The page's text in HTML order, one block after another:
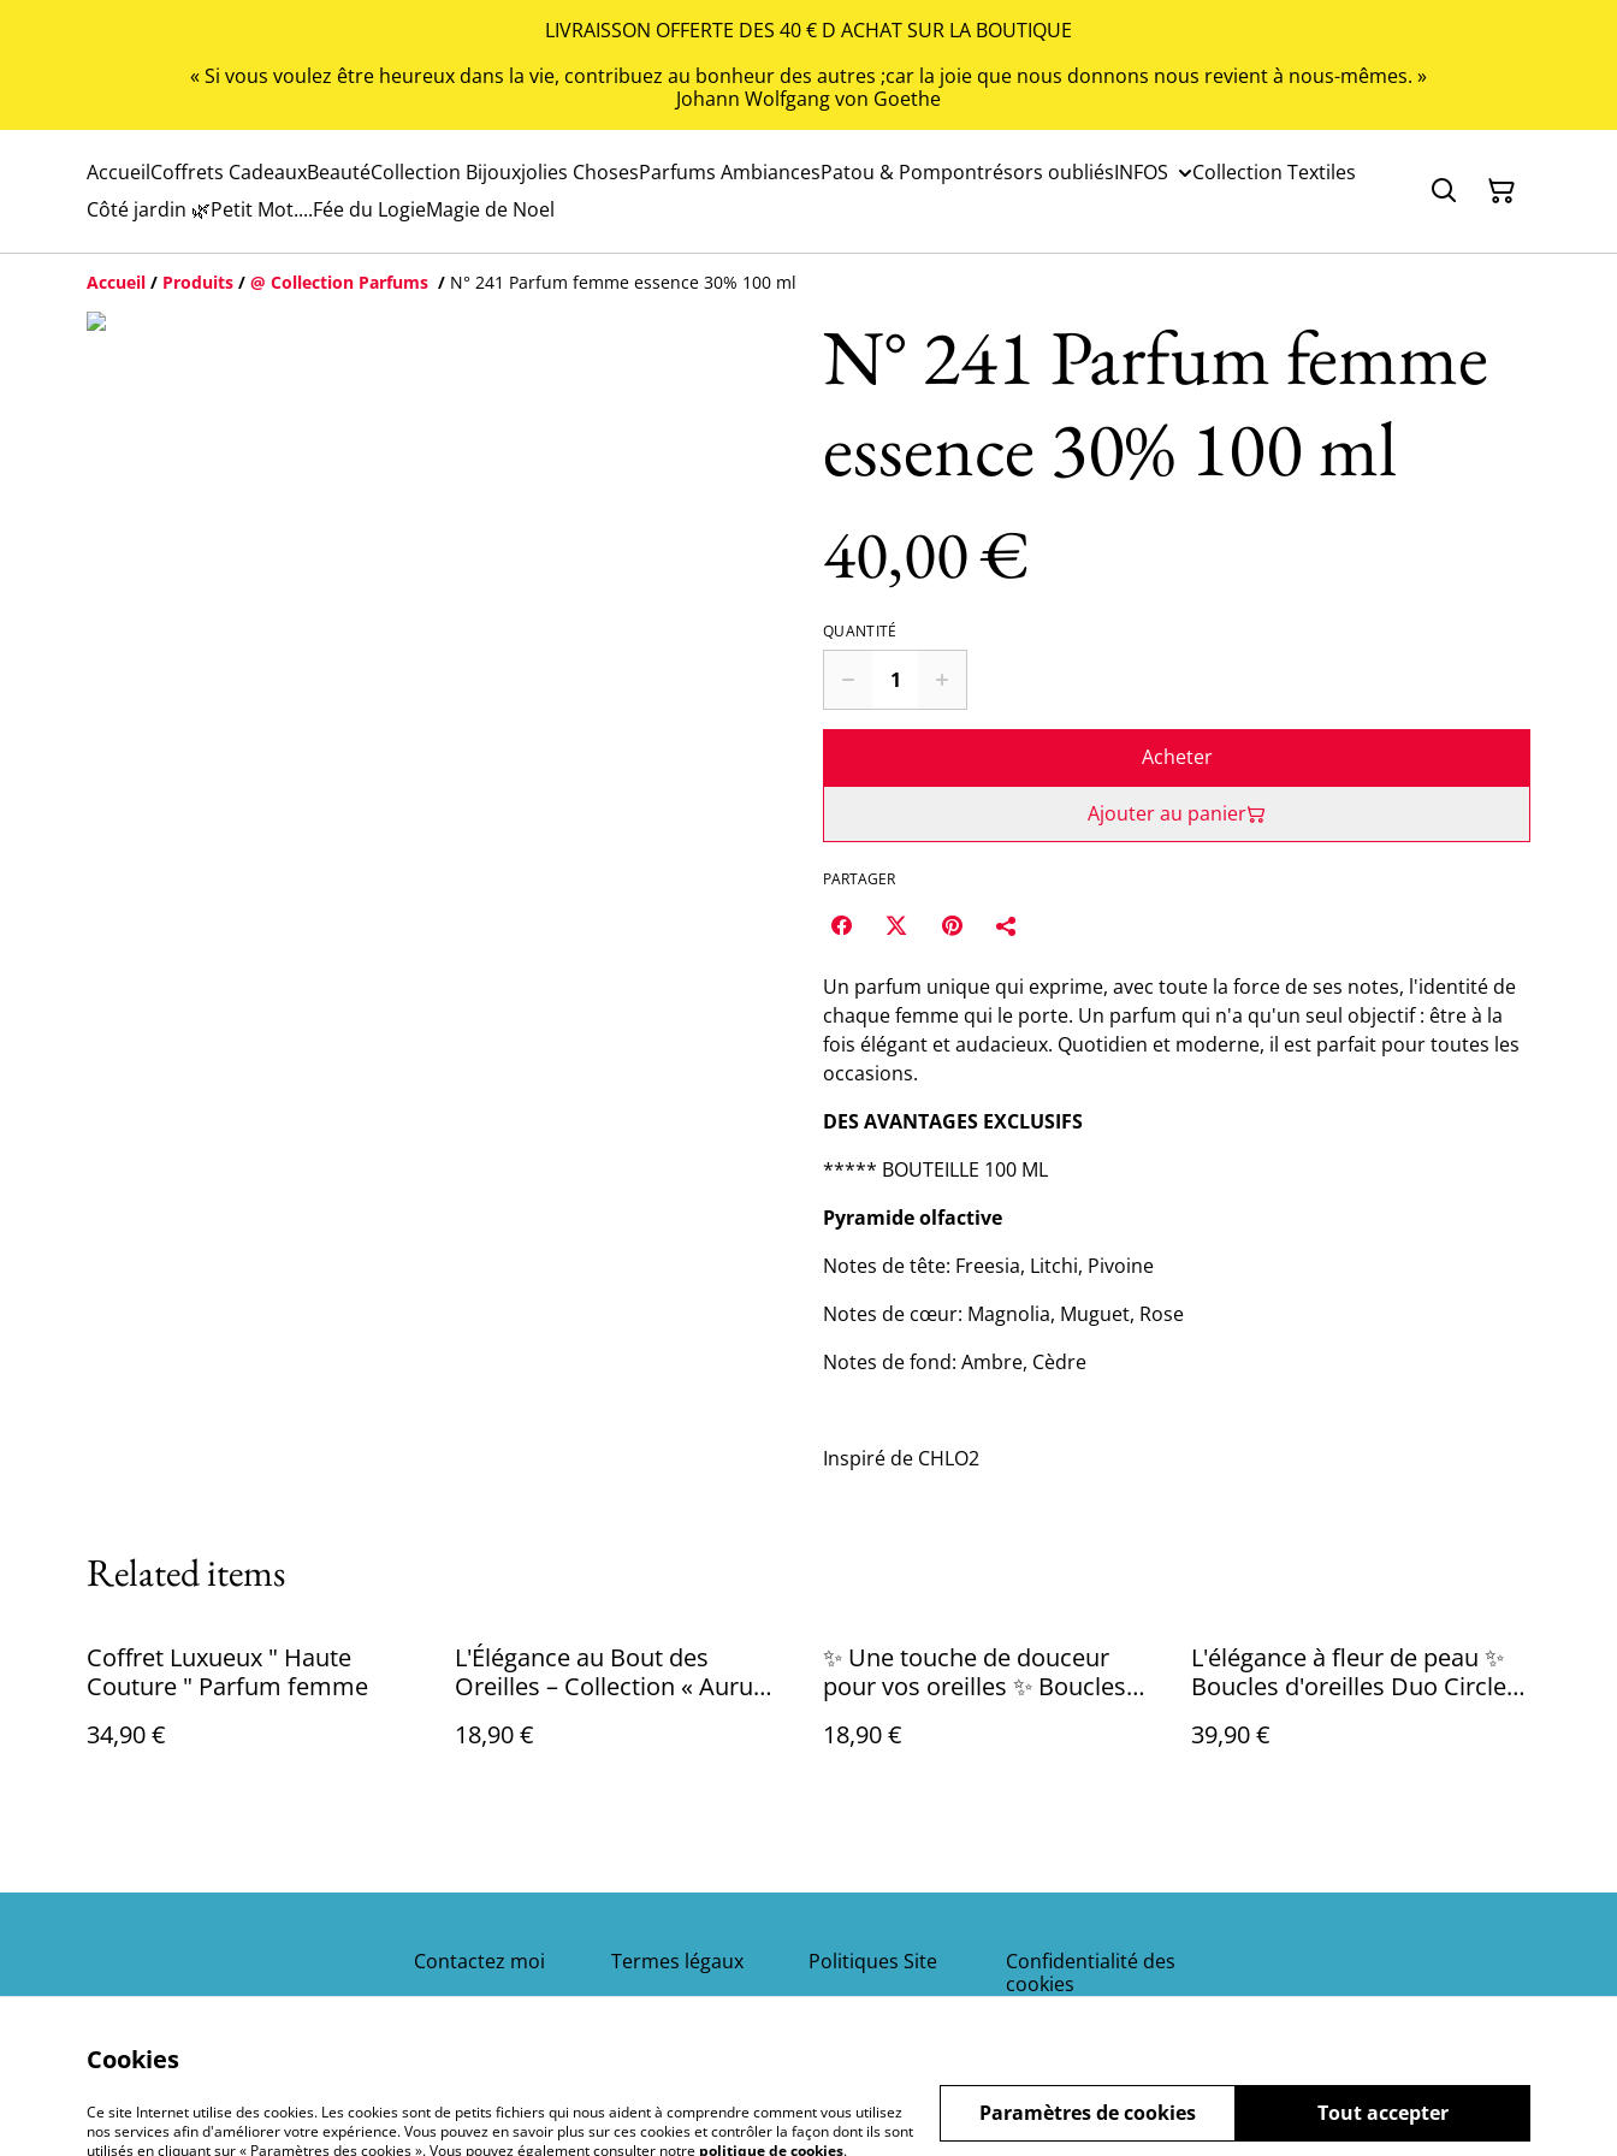
LIVRAISSON OFFERTE DES 40 € D ACHAT SUR LA BOUTIQUE
« Si vous voulez être heureux dans la vie, contribuez au bonheur des autres ;car la joie que nous donnons nous revient à nous-mêmes. »
Johann Wolfgang von Goethe
AccueilCoffrets CadeauxBeautéCollection Bijouxjolies ChosesParfums AmbiancesPatou & Pompontrésors oubliésINFOS
Collection Textiles
Côté jardin 🌿Petit Mot....Fée du LogieMagie de Noel
Accueil / Produits / @ Collection Parfums / N° 241 Parfum femme essence 30% 100 ml
N° 241 Parfum femme
essence 30% 100 ml
40,00 €
QUANTITÉ
Acheter
Ajouter au panier
PARTAGER
Un parfum unique qui exprime, avec toute la force de ses notes, l'identité de
chaque femme qui le porte. Un parfum qui n'a qu'un seul objectif : être à la
fois élégant et audacieux. Quotidien et moderne, il est parfait pour toutes les
occasions.
DES AVANTAGES EXCLUSIFS
***** BOUTEILLE 100 ML
Pyramide olfactive
Notes de tête: Freesia, Litchi, Pivoine
Notes de cœur: Magnolia, Muguet, Rose
Notes de fond: Ambre, Cèdre
Inspiré de CHLO2
Related items
Coffret Luxueux " Haute
Couture " Parfum femme
34,90 €
L'Élégance au Bout des
Oreilles – Collection « Aurum
18,90 €
✨ Une touche de douceur
pour vos oreilles ✨ Boucles
Roses » ! 🐬💖
18,90 €
L'élégance à fleur de peau ✨
Boucles d'oreilles Duo Circlet -
39,90 €
Contactez moi Termes légaux Politiques Site
Confidentialité des
cookies
Cookies
Ce site Internet utilise des cookies. Les cookies sont de petits fichiers qui nous aident à comprendre comment vous utilisez
nos services afin d'améliorer votre expérience. Vous pouvez en savoir plus sur ces cookies et contrôler la façon dont ils sont
utilisés en cliquant sur « Paramètres des cookies ». Vous pouvez également consulter notre politique de cookies.
Tout accepter
Paramètres de cookies